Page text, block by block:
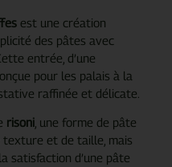
est une création
des pâtes avec
entrée, d’une
pour les palais à la
raffinée et délicate.
risoni , une forme de pâte
et de taille, mais
satisfaction d’une pâte